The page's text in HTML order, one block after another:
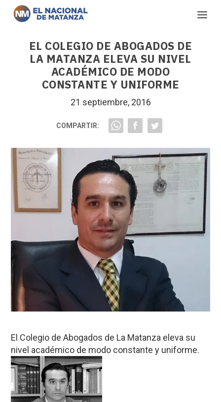
EL COLEGIO DE ABOGADOS DE
LA MATANZA ELEVA SU NIVEL
ACADÉMICO DE MODO
CONSTANTE Y UNIFORME
21 septiembre, 2016
COMPARTIR:
El Colegio de Abogados de La Matanza eleva su
nivel académico de modo constante y uniforme.